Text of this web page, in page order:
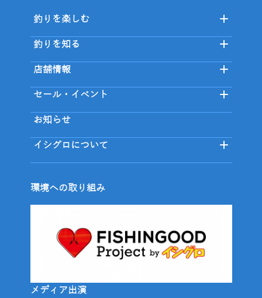
釣りを楽しむ
釣りを知る
店舗情報
セール・イベント
お知らせ
イシグロについて
環境への取り組み
メディア出演